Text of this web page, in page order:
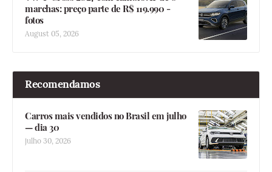
marchas: preço parte de R$ 119.990 -
fotos
August 05, 2026
Recomendamos
Carros mais vendidos no Brasil em julho
— dia 30
julho 30, 2026